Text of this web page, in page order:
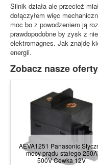
Silnik działa ale przecież
dołączyłem więc
moc bo z powodzeniem ją
prawdopodobne by zysk z
elektromagnes. Jak znajdę
energii.
Zobacz nasze
AEVA1251 Panasonic
mocy prądu stałego 250A
500V Cewka 12V